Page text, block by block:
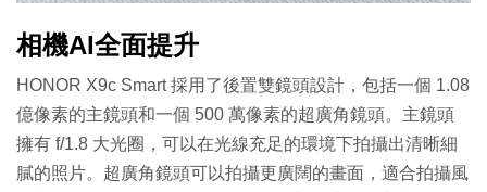
相機AI全面提升
HONOR X9c Smart 採用了後置雙鏡頭設計，包括一個 1.08
億像素的主鏡頭和一個 500 萬像素的超廣角鏡頭。主鏡頭
擁有 f/1.8 大光圈，可以在光線充足的環境下拍攝出清晰細
膩的照片。超廣角鏡頭可以拍攝更廣闊的畫面，適合拍攝風